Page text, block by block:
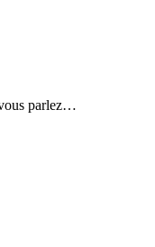
parlez…